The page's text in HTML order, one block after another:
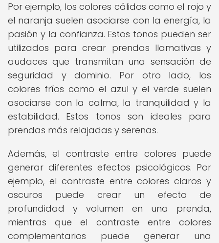
Por ejemplo, los colores cálidos como el rojo y
el naranja suelen asociarse con la energía, la
pasión y la confianza. Estos tonos pueden ser
utilizados para crear prendas llamativas y
audaces que transmitan una sensación de
seguridad y dominio. Por otro lado, los
colores fríos como el azul y el verde suelen
asociarse con la calma, la tranquilidad y la
estabilidad. Estos tonos son ideales para
prendas más relajadas y serenas.
Además, el contraste entre colores puede
generar diferentes efectos psicológicos. Por
ejemplo, el contraste entre colores claros y
oscuros puede crear un efecto de
profundidad y volumen en una prenda,
mientras que el contraste entre colores
complementarios puede generar una